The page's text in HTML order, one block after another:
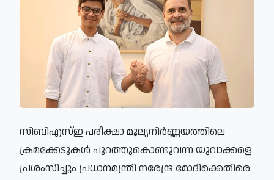
സിബിഎസ്ഇ പരീക്ഷാ മൂല്യനിർണ്ണയത്തിലെ
ക്രമക്കേടുകൾ പുറത്തുകൊണ്ടുവന്ന യുവാക്കളെ
പ്രശംസിച്ചും പ്രധാനമന്ത്രി നരേന്ദ്ര മോദിക്കെതിരെ